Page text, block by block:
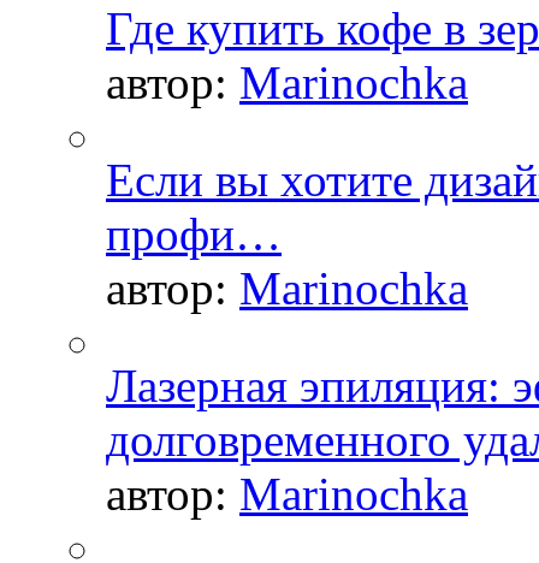
Где купить кофе в
автор: Marinochka
Если вы хотите
профи…
автор: Marinochka
Лазерная эпиляция:
долговременного
автор: Marinochka